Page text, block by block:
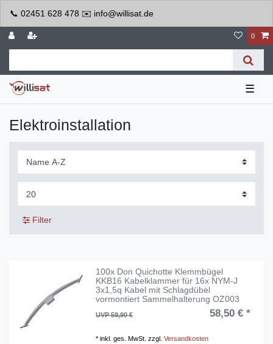
📞 02451 628 478 ✉️ info@willisat.de
0
☰
Elektroinstallation
Filter
100x Don Quichotte Klemmbügel
KKB16 Kabelklammer für 16x NYM-J
3x1,5q Kabel mit Schlagdübel
vormontiert Sammelhalterung OZ003
UVP 59,90 € 58,50 € *
*inkl. ges. MwSt. zzgl.Versandkosten